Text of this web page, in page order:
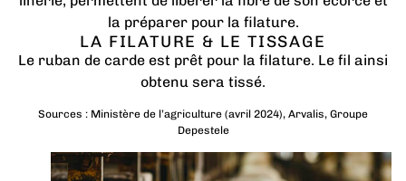
la préparer pour la filature.
LA FILATURE & LE TISSAGE
Le ruban de carde est prêt pour la filature. Le fil ainsi
obtenu sera tissé.
Sources : Ministère de l’agriculture (avril 2024), Arvalis, Groupe
Depestele